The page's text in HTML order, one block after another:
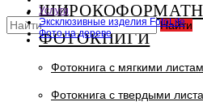
ФОТОКНИГИ
Фотокнига с мягкими
Фотокнига с твердыми
Найти
Услуги
Эксклюзивные изделия FotoLife
Фото на дереве